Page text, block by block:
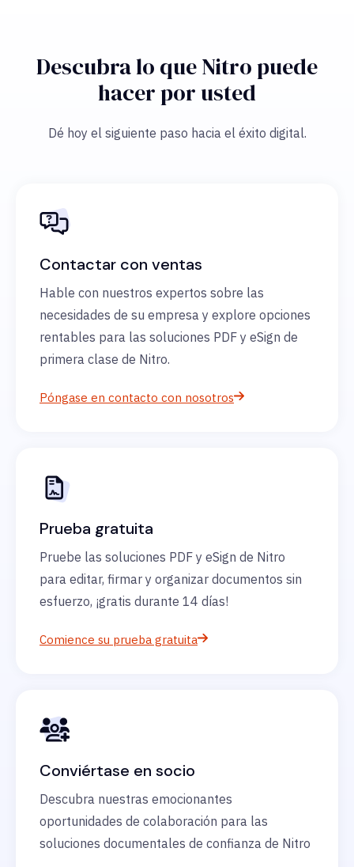
Descubra lo que Nitro puede
hacer por usted
Dé hoy el siguiente paso hacia el éxito digital.
Contactar con ventas
Hable con nuestros expertos sobre las
necesidades de su empresa y explore opciones
rentables para las soluciones PDF y eSign de
primera clase de Nitro.
Póngase en contacto con nosotros
Prueba gratuita
Pruebe las soluciones PDF y eSign de Nitro
para editar, firmar y organizar documentos sin
esfuerzo, ¡gratis durante 14 días!
Comience su prueba gratuita
Conviértase en socio
Descubra nuestras emocionantes
oportunidades de colaboración para las
soluciones documentales de confianza de Nitro